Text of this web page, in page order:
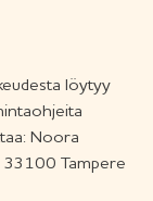
löytyy
Noora
33100 Tampere